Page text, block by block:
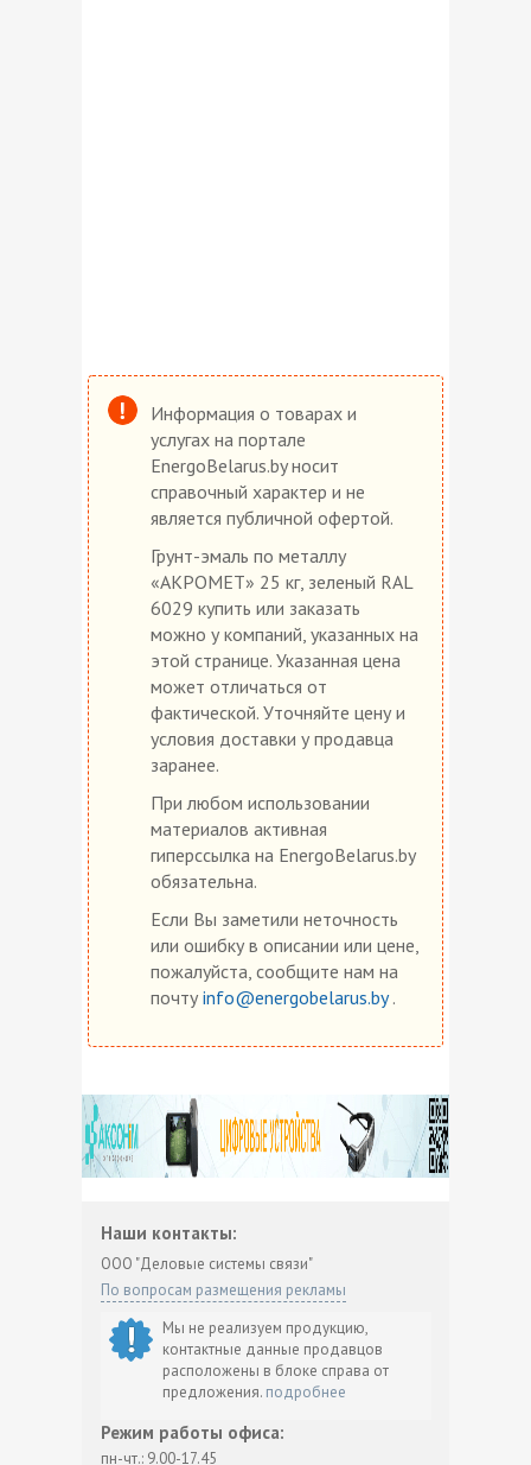
Информация о товарах и
услугах на портале
EnergoBelarus.by носит
справочный характер и не
является публичной офертой.
Грунт-эмаль по металлу
«АКРОМЕТ» 25 кг, зеленый RAL
6029 купить или заказать
можно у компаний, указанных на
этой странице. Указанная цена
может отличаться от
фактической. Уточняйте цену и
условия доставки у продавца
заранее.
При любом использовании
материалов активная
гиперссылка на EnergoBelarus.by
обязательна.
Если Вы заметили неточность
или ошибку в описании или цене,
пожалуйста, сообщите нам на
почту info@energobelarus.by.
Наши контакты:
ООО "Деловые системы связи"
По вопросам размещения рекламы
Мы не реализуем продукцию,
контактные данные продавцов
расположены в блоке справа от
предложения. подробнее
Режим работы офиса:
пн-чт.: 9.00-17.45